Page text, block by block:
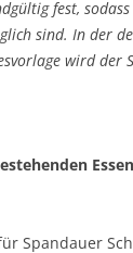
fest,
sind. In der
wird der
Spandauer